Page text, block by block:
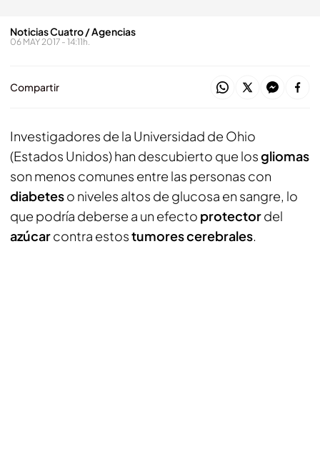
Noticias Cuatro / Agencias
06 MAY 2017 - 14:11h.
Compartir
Investigadores de la Universidad de Ohio
(Estados Unidos) han descubierto que losgliomas
son menos comunes entre las personas con
diabeteso niveles altos de glucosa en sangre, lo
que podría deberse a un efecto protectordel
azúcarcontra estostumores cerebrales.